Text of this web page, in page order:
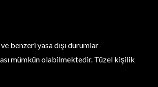
benzeri yasa dışı durumlar
mümkün olabilmektedir. Tüzel kişilik